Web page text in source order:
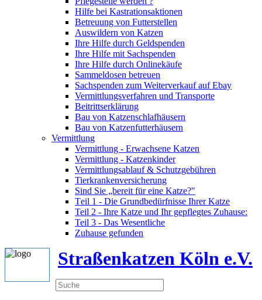
Hilfe bei Kastrationsaktionen
Betreuung von Futterstellen
Auswildern von Katzen
Ihre Hilfe durch Geldspenden
Ihre Hilfe mit Sachspenden
Ihre Hilfe durch Onlinekäufe
Sammeldosen betreuen
Sachspenden zum Weiterverkauf auf Ebay
Vermittlungsverfahren und Transporte
Beitrittserklärung
Bau von Katzenschlafhäusern
Bau von Katzenfutterhäusern
Vermittlung
Vermittlung - Erwachsene Katzen
Vermittlung - Katzenkinder
Vermittlungsablauf & Schutzgebühren
Tierkrankenversicherung
Sind Sie „bereit für eine Katze?"
Teil 1 - Die Grundbedürfnisse Ihrer Katze
Teil 2 - Ihre Katze und Ihr gepflegtes Zuhause:
Teil 3 - Das Wesentliche
Zuhause gefunden
Straßenkatzen Köln e.V.